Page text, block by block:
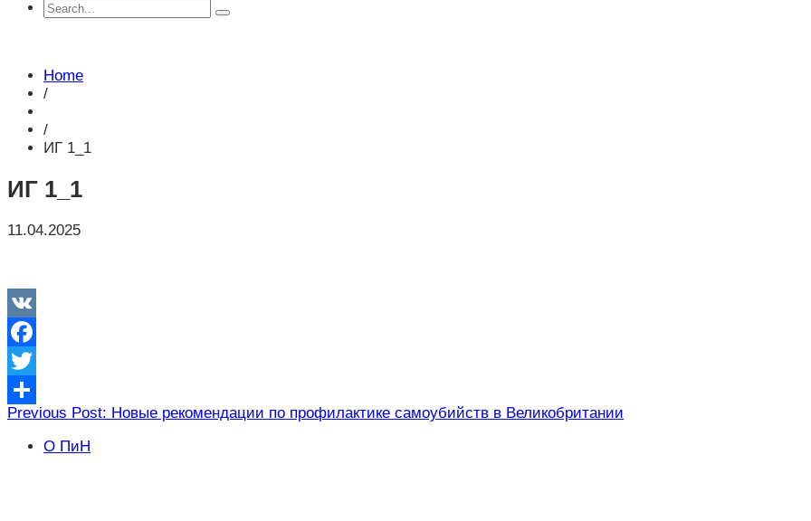
Home
/
/
ИГ 1_1
ИГ 1_1
11.04.2025
VK
Facebook
Twitter
Отправить
Навигация
по
Previous Post: Новые рекомендации по профилактике самоубийств в Великобритании
О ПиН